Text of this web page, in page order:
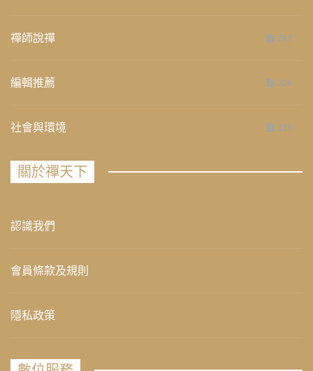
禪師說禪 267
編輯推薦 236
社會與環境 235
關於禪天下
認識我們
會員條款及規則
隱私政策